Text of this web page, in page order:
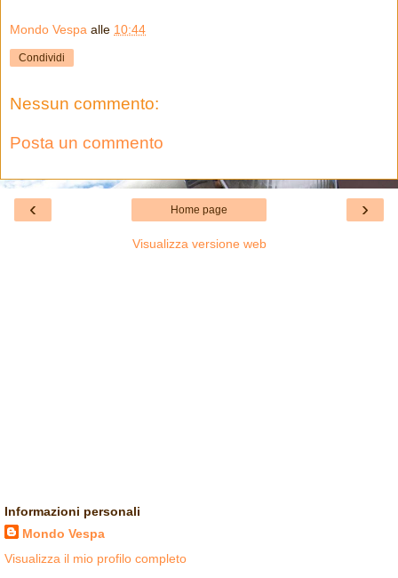
Mondo Vespa alle 10:44
Condividi
Nessun commento:
Posta un commento
‹ ›
Home page
Visualizza versione web
Informazioni personali
Mondo Vespa
Visualizza il mio profilo completo